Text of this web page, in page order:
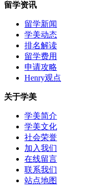
留学资讯
留学新闻
学美动态
排名解读
留学费用
申请攻略
Henry观点
关于学美
学美简介
学美文化
社会荣誉
加入我们
在线留言
联系我们
站点地图